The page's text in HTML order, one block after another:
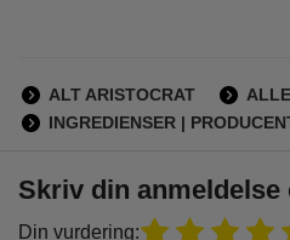
ALT ARISTOCRAT
INGREDIENSER |
Skriv din
Din vurdering: